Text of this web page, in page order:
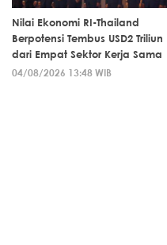
Nilai Ekonomi RI-Thailand
Berpotensi Tembus USD2 Triliun
dari Empat Sektor Kerja Sama
04/08/2026 13:48 WIB